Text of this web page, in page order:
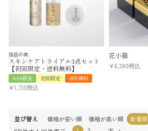
箔座の美
スキンケアトライアル3点セット
【初回限定・送料無料】
WEB限定 初回限定 送料無料
¥1,730税込
花小箱
¥6,380税込
並び替え 価格が安い順 価格が高い順 新着順